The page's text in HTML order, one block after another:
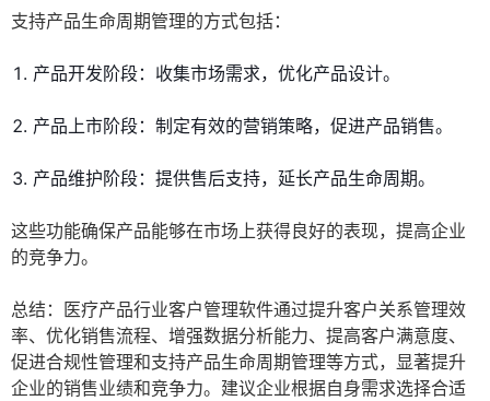
支持产品生命周期管理的方式包括：
产品开发阶段：收集市场需求，优化产品设计。
产品上市阶段：制定有效的营销策略，促进产品销售。
产品维护阶段：提供售后支持，延长产品生命周期。
这些功能确保产品能够在市场上获得良好的表现，提高企业
的竞争力。
总结：医疗产品行业客户管理软件通过提升客户关系管理效
率、优化销售流程、增强数据分析能力、提高客户满意度、
促进合规性管理和支持产品生命周期管理等方式，显著提升
企业的销售业绩和竞争力。建议企业根据自身需求选择合适